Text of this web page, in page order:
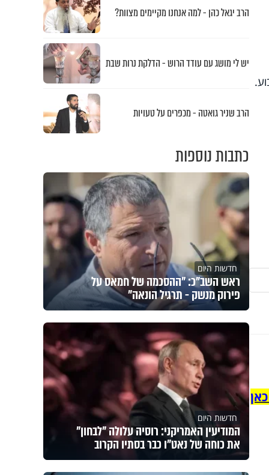
הרב יגאל כהן - למה אנחנו מקיימים מצוות?
יש לי מושג עם עודד הרוש - הדלקת נרות שבת
הרב שניר גואטה - מכפרים על טעויות
כתבות נוספות
חדשות היום
ראש השב"כ: "ההסכמה של חמאס על
פירוק מנשק - תרגיל הונאה"
חדשות היום
המודיעין האמריקני: רוסיה עלולה "לבחון"
את כוחה של נאט"ו כבר בסתיו הקרוב